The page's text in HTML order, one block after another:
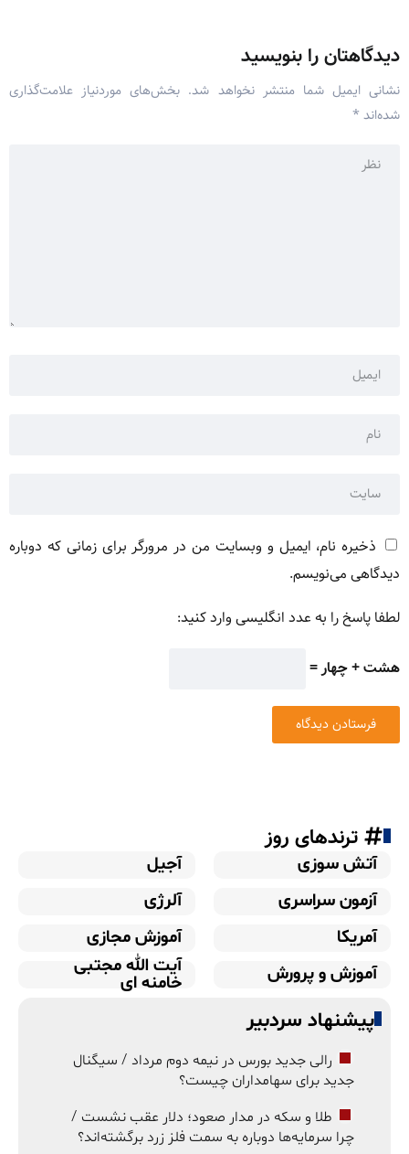
دیدگاهتان را بنویسید
نشانی ایمیل شما منتشر نخواهد شد. بخش‌های موردنیاز علامت‌گذاری
شده‌اند *
ذخیره نام، ایمیل و وبسایت من در مرورگر برای زمانی که دوباره
دیدگاهی می‌نویسم.
لطفا پاسخ را به عدد انگلیسی وارد کنید:
هشت + چهار =
ترندهای روز
آتش سوزی
آجیل
آزمون سراسری
آلرژی
آمریکا
آموزش مجازی
آموزش و پرورش
آیت الله مجتبی
خامنه ای
پیشنهاد سردبیر
رالی جدید بورس در نیمه دوم مرداد / سیگنال
جدید برای سهامداران چیست؟
طلا و سکه در مدار صعود؛ دلار عقب نشست /
چرا سرمایه‌ها دوباره به سمت فلز زرد برگشته‌اند؟